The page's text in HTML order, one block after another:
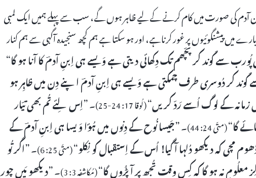
ابن آدم کی صورت میں کام کرنے کے لیے ظاہر ہوں گے، سب سے پہلے ہمیں ایک لمبی
میں پیشنگوئیوں پر غور کرناہے، اور ہو سکتا ہے ہم کچھ سنجیدہ آگہی سے ہم کنار
پُورب سے کَوند کر پچّھم تک دِکھائی دیتی ہے وَیسے ہی اِبنِ آدمؔ کا آنا ہو گا“
کَوند کر دُوسری طرف چمکتی ہے وَیسے ہی اِبنِ آدمؔ اپنے دِن میں ظاہِر ہو
زمانہ کے لوگ اُسے رَدّ کریں“(لُوقا 17: 24-25) ۔ ”اِس لِئے تُم بھی تیّار
گا“(متّی 24: 44) ۔ ”جَیسا نُوح کے دِنوں میں ہُؤا وَیسا ہی اِبنِ آدمؔ کے
مچی کہ دیکھو دُلہا آ گیا! اُس کے اِستقبال کو نِکلو“(متّی 25: 6) ۔ ”اگر تُو
معلُوم نہ ہو گا کہ کِس وقت تُجھ پر آ پڑُوں گا“(مُکاشفہ 3: 3) ۔ ”دیکھو مَیں چور